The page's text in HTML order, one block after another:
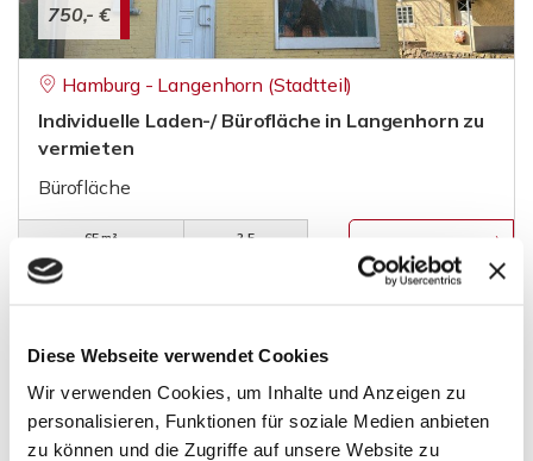
Diese Webseite verwendet Cookies
Wir verwenden Cookies, um Inhalte und Anzeigen zu
personalisieren, Funktionen für soziale Medien anbieten
zu können und die Zugriffe auf unsere Website zu
750,- €
Hamburg - Langenhorn (Stadtteil)
Individuelle Laden-/ Bürofläche in Langenhorn zu
vermieten
Bürofläche
65 m²
2,5